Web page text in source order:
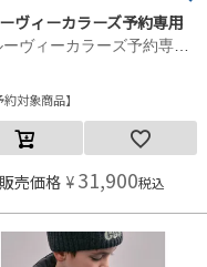
ヴィーカラーズ予約専用
[グルーヴィーカラーズ予約専用] ナイロンタフタ PADDING JACKET【11月入荷予定】 44LBL淡青
約対象商品
売価格 ¥ 31,900税込